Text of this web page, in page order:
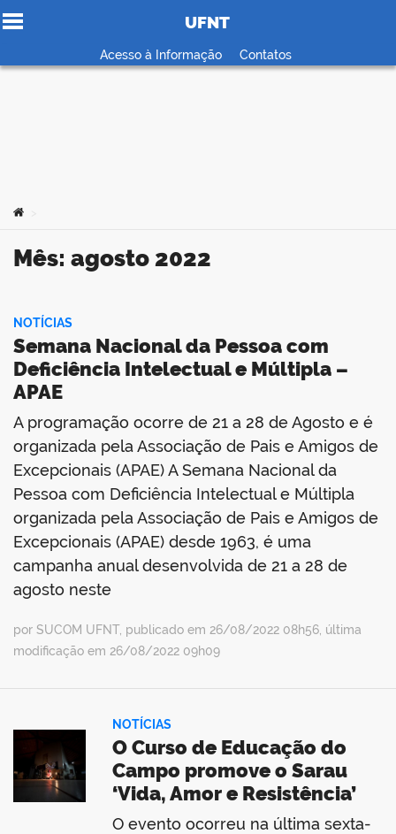
Ir para o conteúdo
UFNT
Acesso à Informação Contatos
Você está aqui:
Mês: agosto 2022
NOTÍCIAS
Semana Nacional da Pessoa com
Deficiência Intelectual e Múltipla –
APAE
A programação ocorre de 21 a 28 de Agosto e é
organizada pela Associação de Pais e Amigos de
Excepcionais (APAE) A Semana Nacional da
Pessoa com Deficiência Intelectual e Múltipla
organizada pela Associação de Pais e Amigos de
Excepcionais (APAE) desde 1963, é uma
campanha anual desenvolvida de 21 a 28 de
agosto neste
por SUCOM UFNT, publicado em 26/08/2022 08h56, última
modificação em 26/08/2022 09h09
NOTÍCIAS
O Curso de Educação do
Campo promove o Sarau
‘Vida, Amor e Resistência’
O evento ocorreu na última sexta-